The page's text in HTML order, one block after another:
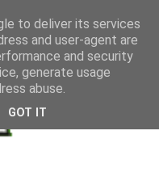
to deliver its services
and user-agent are
and security
generate usage
abuse.
GOT IT